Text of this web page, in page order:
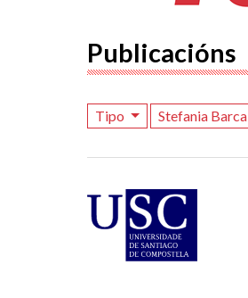
Publicacións
Tipo Stefania Barca